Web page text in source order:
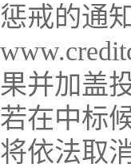
惩戒的通
果并加盖
若在中标
将依法取